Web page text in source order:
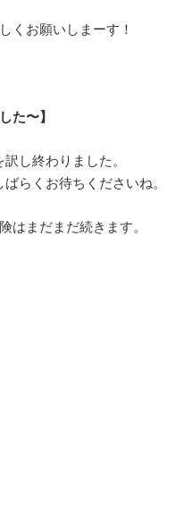
くお願いしまーす！
た〜】
し終わりました。
らくお待ちくださいね。
はまだまだ続きます。